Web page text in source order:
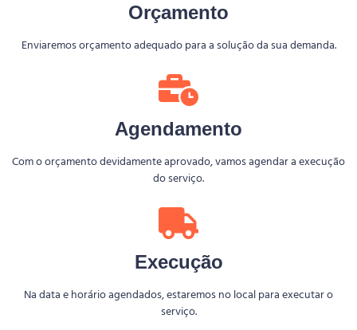
Orçamento
Enviaremos orçamento adequado para a solução da sua demanda.
Agendamento
Com o orçamento devidamente aprovado, vamos agendar a execução
do serviço.
Execução
Na data e horário agendados, estaremos no local para executar o
serviço.